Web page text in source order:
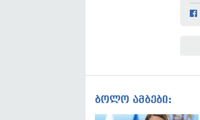
ბოლო ამბები: